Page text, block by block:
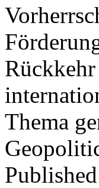
Thema